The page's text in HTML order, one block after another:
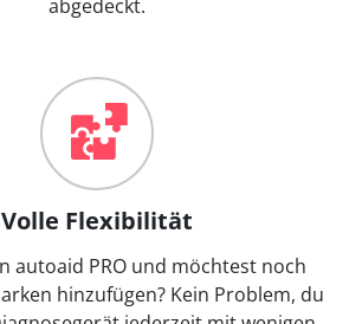
abgedeckt.
Volle Flexibilität
autoaid PRO und möchtest noch
hinzufügen? Kein Problem, du